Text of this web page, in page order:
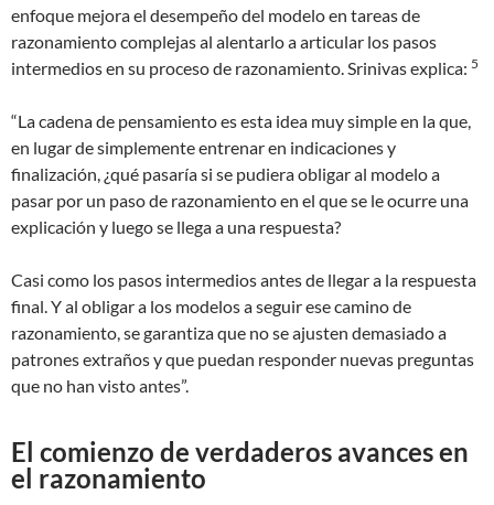
enfoque mejora el desempeño del modelo en tareas de
razonamiento complejas al alentarlo a articular los pasos
intermedios en su proceso de razonamiento. Srinivas explica: 5
“La cadena de pensamiento es esta idea muy simple en la que,
en lugar de simplemente entrenar en indicaciones y
finalización, ¿qué pasaría si se pudiera obligar al modelo a
pasar por un paso de razonamiento en el que se le ocurre una
explicación y luego se llega a una respuesta?
Casi como los pasos intermedios antes de llegar a la respuesta
final. Y al obligar a los modelos a seguir ese camino de
razonamiento, se garantiza que no se ajusten demasiado a
patrones extraños y que puedan responder nuevas preguntas
que no han visto antes”.
El comienzo de verdaderos avances en
el razonamiento